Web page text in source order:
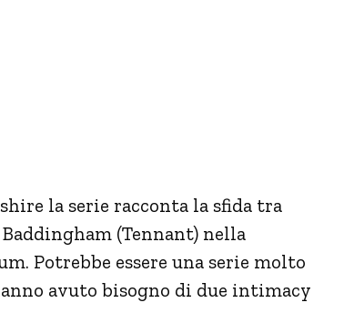
la serie racconta la sfida tra
(Tennant) nella
Potrebbe essere una serie molto
avuto bisogno di due intimacy